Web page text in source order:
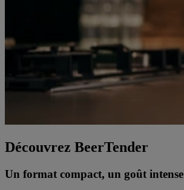
Découvrez BeerTender
Un format compact, un goût intense